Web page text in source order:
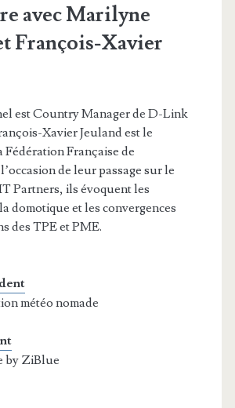
avec Marilyne
François-Xavier
est Country Manager de D-Link
Xavier Jeuland est le
Fédération Française de
de leur passage sur le
Partners, ils évoquent les
domotique et les convergences
des TPE et PME.
météo nomade
by ZiBlue